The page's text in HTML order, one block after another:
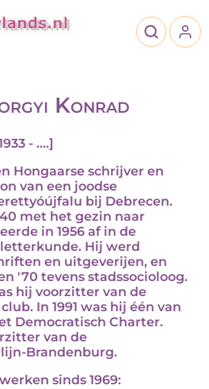
Konrad
- ....]
Hongaarse schrijver en
van een joodse
bij Debrecen.
met het gezin naar
in 1956 af in de
Hij werd
en uitgeverijen, en
'70 tevens stadssocioloog.
hij voorzitter van de
In 1991 was hij één van
Democratisch Charter.
van de
Brandenburg.
sinds 1969: